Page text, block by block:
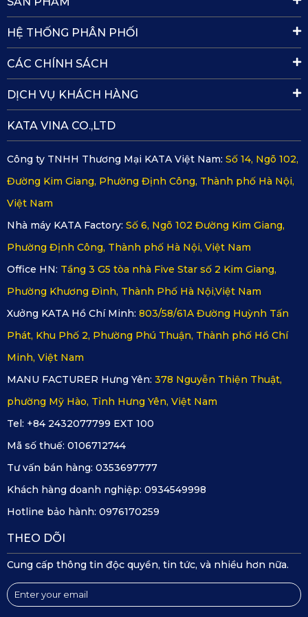
Khi chỉ sử dụng camera trước, KD002 cho phép ghi hình 4K
siêu nét. Khi kết hợp cả camera trước và sau, thiết bị vẫn
đảm bảo chất lượng 2K sắc nét, giúp bạn lưu giữ hình ảnh
hành trình một cách chi tiết nhất.
KD002 được trang bị cảm biến G-Sensor thông minh, có
trước, trong và sau thời điểm xảy ra sự cố sẽ được đánh
dấu riêng biệt, đảm bảo không bị ghi đè.
Hơn thế nữa, thiết bị còn tích hợp công nghệ BSI CMOS
Image Sensor, cho phép bạn tự động cân bằng sáng và điều
chỉnh hình ảnh phù hợp với từng môi trường.
Camera hành trình KATA KD002
KD002 cũng hỗ trợ kết nối với ứng dụng KATA Dash Cam,
giúp bạn xem, chỉnh sửa và tải video trực tiếp về điện thoại
HỆ THỐNG PHÂN PHỐI
CÁC CHÍNH SÁCH
DỊCH VỤ KHÁCH HÀNG
KATA VINA CO.,LTD
Công ty TNHH Thương Mại KATA Việt Nam: Số 14, Ngõ 102,
Đường Kim Giang, Phường Định Công, Thành phố Hà Nội,
Việt Nam
Nhà máy KATA Factory: Số 6, Ngõ 102 Đường Kim Giang,
Phường Định Công, Thành phố Hà Nội, Việt Nam
Office HN: Tầng 3 G5 tòa nhà Five Star số 2 Kim Giang,
Phường Khương Đình, Thành Phố Hà Nội,Việt Nam
Xưởng KATA Hồ Chí Minh: 803/58/61A Đường Huỳnh Tấn
Phát, Khu Phố 2, Phường Phú Thuận, Thành phố Hồ Chí
Minh, Việt Nam
MANU FACTURER Hưng Yên: 378 Nguyễn Thiện Thuật,
phường Mỹ Hào, Tỉnh Hưng Yên, Việt Nam
Tel: +84 2432077799 EXT 100
Mã số thuế: 0106712744
Tư vấn bán hàng: 0353697777
Khách hàng doanh nghiệp: 0934549998
Hotline bảo hành: 0976170259
THEO DÕI
Cung cấp thông tin độc quyền, tin tức, và nhiều hơn nữa.